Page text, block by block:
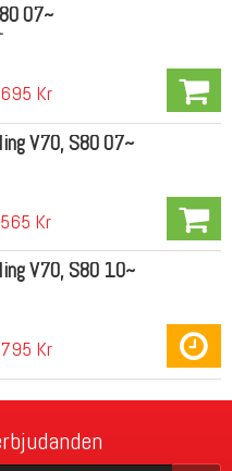
07~
695 Kr
V70, S80 07~
565 Kr
V70, S80 10~
795 Kr